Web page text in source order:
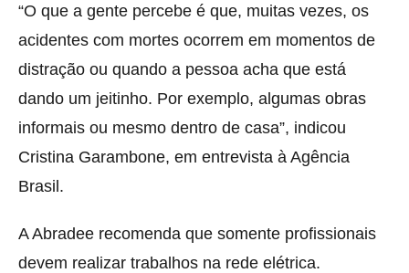
“O que a gente percebe é que, muitas vezes, os
acidentes com mortes ocorrem em momentos de
distração ou quando a pessoa acha que está
dando um jeitinho. Por exemplo, algumas obras
informais ou mesmo dentro de casa”, indicou
Cristina Garambone, em entrevista à Agência
Brasil.
A Abradee recomenda que somente profissionais
devem realizar trabalhos na rede elétrica.